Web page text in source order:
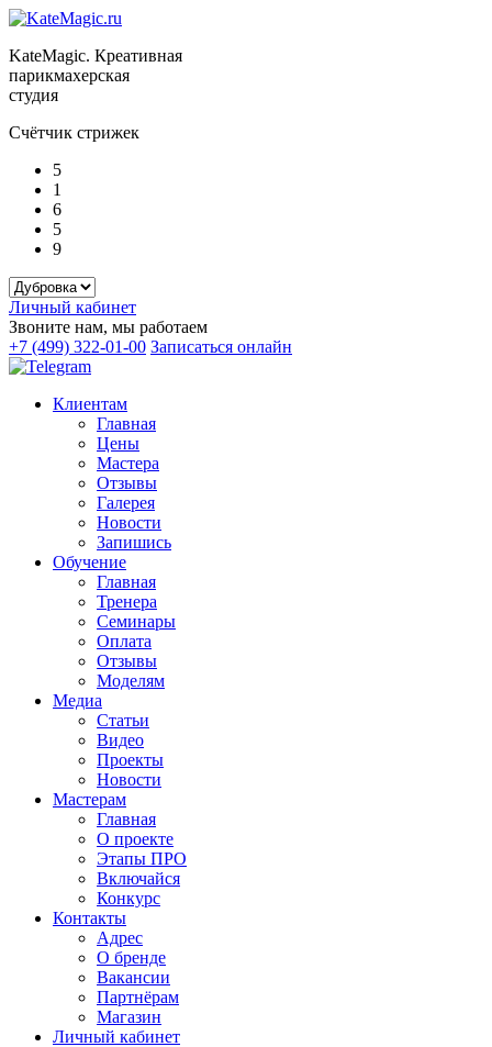
KateMagic. Креативная
парикмахерская
студия
Счётчик стрижек
5
1
6
5
9
Личный кабинет
Звоните нам, мы работаем
+7 (499) 322-01-00 Записаться онлайн
Клиентам
Главная
Цены
Мастера
Отзывы
Галерея
Новости
Запишись
Обучение
Главная
Тренера
Семинары
Оплата
Отзывы
Моделям
Медиа
Статьи
Видео
Проекты
Новости
Мастерам
Главная
О проекте
Этапы ПРО
Включайся
Конкурс
Контакты
Адрес
О бренде
Вакансии
Партнёрам
Магазин
Личный кабинет